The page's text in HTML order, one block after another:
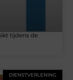
tijdens de
DIENSTVERLENING